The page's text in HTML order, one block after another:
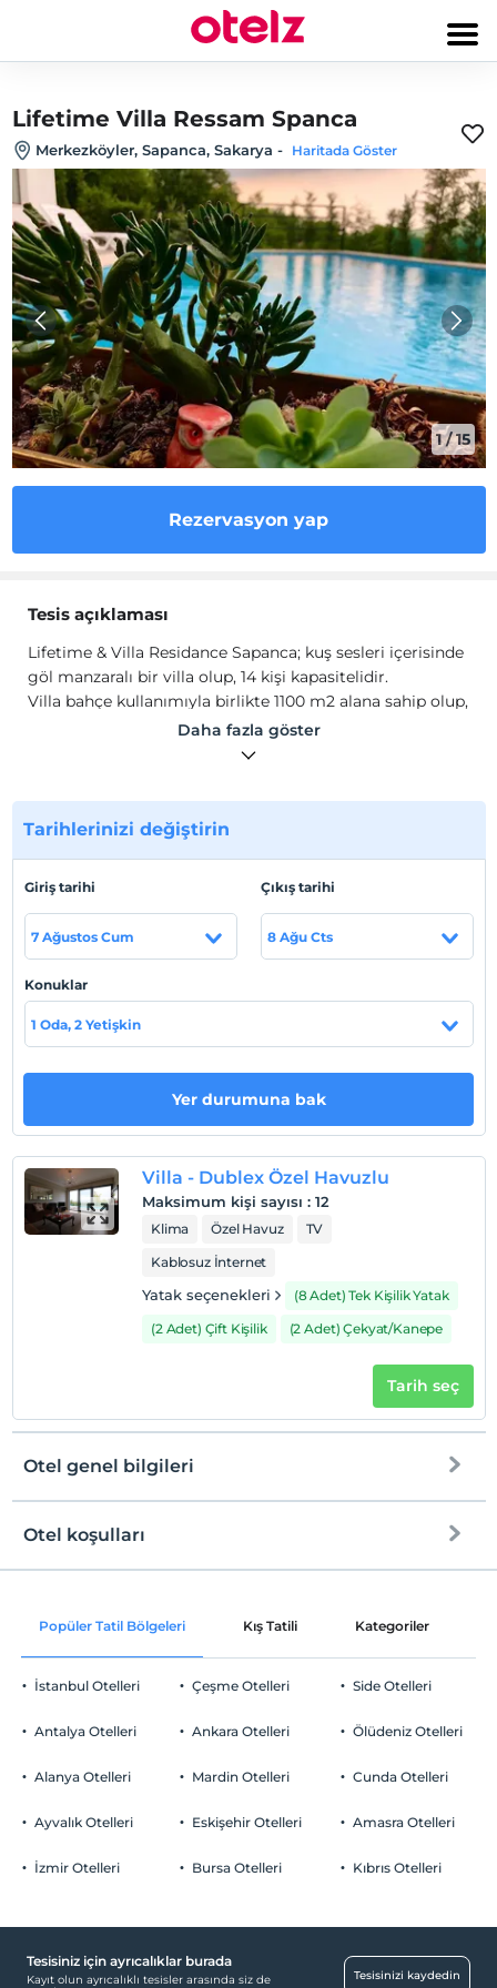
Lifetime Villa Ressam Spanca
Merkezköyler, Sapanca, Sakarya - Haritada Göster
1/15
Rezervasyon yap
Tesis açıklaması
Lifetime & Villa Residance Sapanca; kuş sesleri içerisinde
göl manzaralı bir villa olup, 14 kişi kapasitelidir.
Villa bahçe kullanımıyla birlikte 1100 m2 alana sahip olup,
açık yüzme havuzlu ve geniş bir bahçe kullanımına
sahiptir. Muhafazakar konaklamaya uygun bir villadır.
Sapanca Merkez'e 500 m, Kırkpınar'a 1.5 km., Sapanca
Haritada Göster
Otel koşulları
Check/in
En erken saat 16:00 ve sonrası
En geç saat 12:00 ve öncesi
Evcil Hayvan
Evcil hayvan barınabilir
Sigara
Odalarda sigara içilmez
Her bir oda için 6 yaşına kadar 1 çocuk ücretsizdir
Daha fazla göster
Tarihlerinizi değiştirin
Giriş tarihi
7 Ağustos Cum
Çıkış tarihi
8 Ağu Cts
Konuklar
1 Oda, 2 Yetişkin
Yer durumuna bak
Villa - Dublex Özel Havuzlu
Maksimum kişi sayısı : 12
Klima Özel Havuz
TV
Kablosuz İnternet
Yatak seçenekleri
(8 Adet) Tek Kişilik Yatak
(2 Adet) Çift Kişilik
(2 Adet) Çekyat/Kanepe
Tarih seç
Otel genel bilgileri
Ortak alanlar ve tüm odalar
Otopark
Ücretsiz Özel Otopark
Havuz
Otel koşulları
Check/in
Check/out
En geç saat 12:00 ve öncesi
Evcil Hayvan
2 yaşına kadar olan bebekler ücretsizdir.
Popüler Tatil Bölgeleri Kış Tatili Kategoriler
İstanbul Otelleri
Antalya Otelleri
Alanya Otelleri
Ayvalık Otelleri
İzmir Otelleri
Çeşme Otelleri
Ankara Otelleri
Mardin Otelleri
Eskişehir Otelleri
Bursa Otelleri
Side Otelleri
Ölüdeniz Otelleri
Cunda Otelleri
Amasra Otelleri
Kıbrıs Otelleri
Tesisiniz için ayrıcalıklar burada
Kayıt olun ayrıcalıklı tesisler arasında siz de
Tesisinizi kaydedin